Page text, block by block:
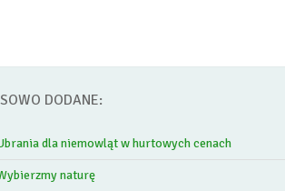
DODANE:
dla niemowląt w hurtowych cenach
naturę